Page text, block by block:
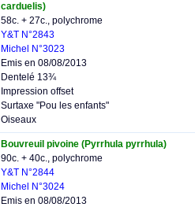
carduelis)
58c. + 27c., polychrome
Y&T N°2843
Michel N°3023
Emis en 08/08/2013
Dentelé 13¾
Impression offset
Surtaxe "Pou les enfants"
Oiseaux
Bouvreuil pivoine (Pyrrhula pyrrhula)
90c. + 40c., polychrome
Y&T N°2844
Michel N°3024
Emis en 08/08/2013